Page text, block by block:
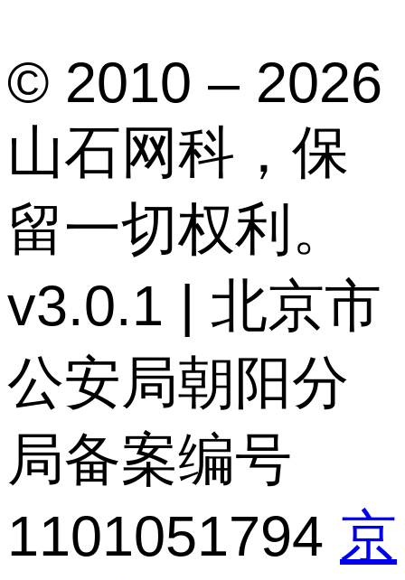
© 2010 – 2026
山石网科，保
留一切权利。
v3.0.1 | 北京市
公安局朝阳分
局备案编号
1101051794 京